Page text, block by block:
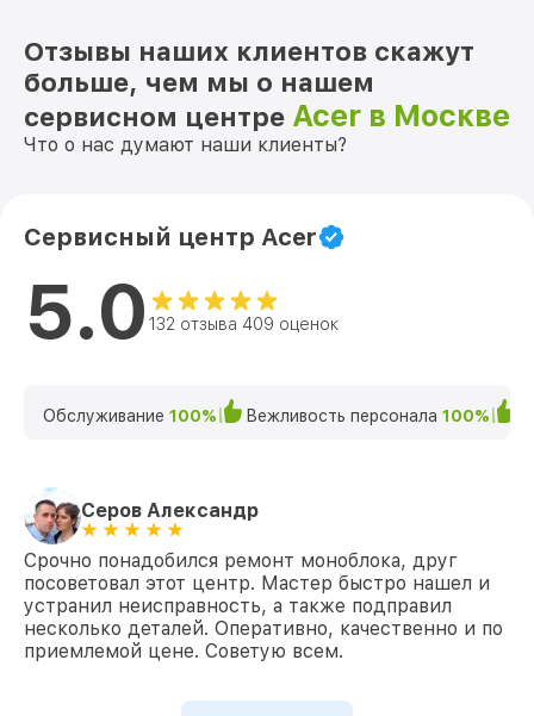
Отзывы наших клиентов скажут
больше, чем мы о нашем
сервисном центре Acer в Москве
Что о нас думают наши клиенты?
Сервисный центр Acer
5.0 132 отзыва 409 оценок
Обслуживание 100% Вежливость персонала 100%
Серов Александр
Срочно понадобился ремонт моноблока, друг
посоветовал этот центр. Мастер быстро нашел и
устранил неисправность, а также подправил
несколько деталей. Оперативно, качественно и по
приемлемой цене. Советую всем.